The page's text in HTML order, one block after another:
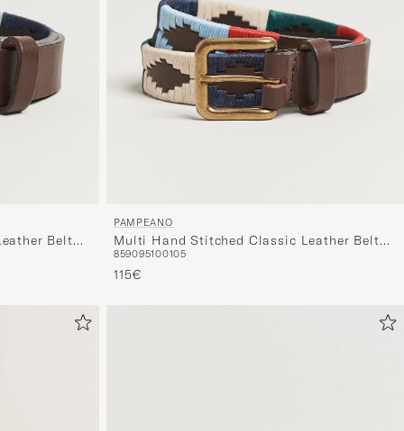
lajittelun
tuotteille
Belt
PAMPEANO
Multi Hand Stitched Classic Leather Belt
3,5cm
859095100105
115€